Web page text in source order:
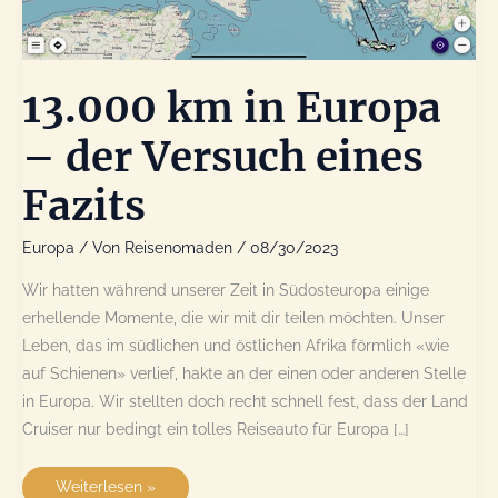
13.000 km in Europa
– der Versuch eines
Fazits
Europa / Von Reisenomaden / 08/30/2023
Wir hatten während unserer Zeit in Südosteuropa einige
erhellende Momente, die wir mit dir teilen möchten. Unser
Leben, das im südlichen und östlichen Afrika förmlich «wie
auf Schienen» verlief, hakte an der einen oder anderen Stelle
in Europa. Wir stellten doch recht schnell fest, dass der Land
Cruiser nur bedingt ein tolles Reiseauto für Europa […]
13.000
Weiterlesen »